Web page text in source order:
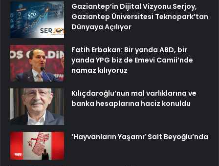
Gaziantep’in Dijital Vizyonu Serjoy,
Gaziantep Üniversitesi Teknopark’tan
Dünyaya Açılıyor
Fatih Erbakan: Bir yanda ABD, bir
yanda YPG biz de Emevi Camii’nde
namaz kılıyoruz
Kılıçdaroğlu’nun mal varlıklarına ve
banka hesaplarına haciz konuldu
‘Hayvanların Yaşamı’ Salt Beyoğlu’nda